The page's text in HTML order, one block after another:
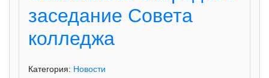
заседание Совета
колледжа
Категория: Новости